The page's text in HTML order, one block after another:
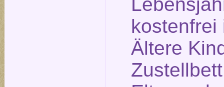
kostenfrei
Ältere